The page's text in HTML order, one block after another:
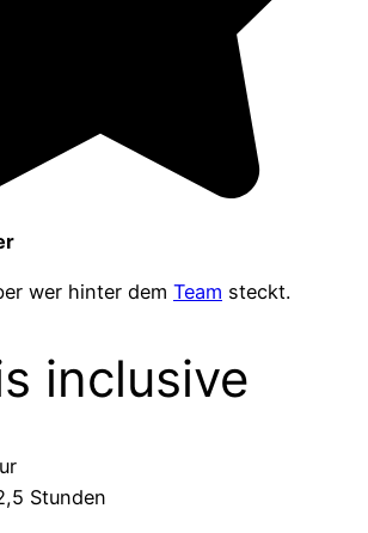
wer hinter dem Team steckt.
inclusive
Stunden